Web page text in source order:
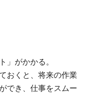
」がかかる。
おくと、将来の作業
でき、仕事をスムー